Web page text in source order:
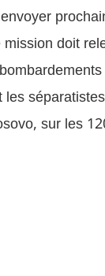
doit
sur les